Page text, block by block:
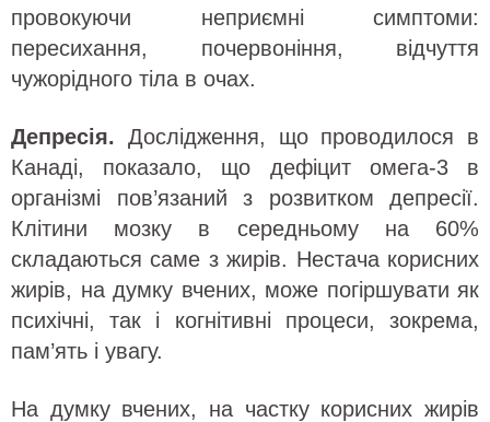
провокуючи неприємні симптоми:
пересихання, почервоніння, відчуття
чужорідного тіла в очах.
Депресія. Дослідження, що проводилося в
Канаді, показало, що дефіцит омега-3 в
організмі пов’язаний з розвитком депресії.
Клітини мозку в середньому на 60%
складаються саме з жирів. Нестача корисних
жирів, на думку вчених, може погіршувати як
психічні, так і когнітивні процеси, зокрема,
пам’ять і увагу.
На думку вчених, на частку корисних жирів